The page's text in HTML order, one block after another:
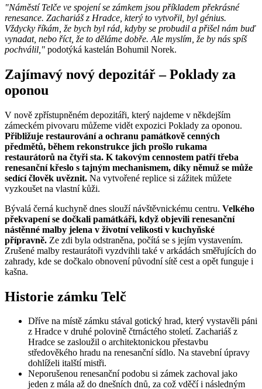
"Náměstí Telče ve spojení se zámkem jsou příkladem překrásné
renesance. Zachariáš z Hradce, který to vytvořil, byl génius.
Vždycky říkám, že bych byl rád, kdyby se probudil a přišel nám buď
vynadat, nebo říct, že to děláme dobře. Ale myslím, že by nás spíš
pochválil," podotýká kastelán Bohumil Norek.
Zajímavý nový depozitář – Poklady za
oponou
V nově zpřístupněném depozitáři, který najdeme v někdejším
zámeckém pivovaru můžeme vidět expozici Poklady za oponou.
Přibližuje restaurování a ochranu památkově cenných
předmětů, během rekonstrukce jich prošlo rukama
restaurátorů na čtyři sta. K takovým cennostem patří třeba
renesanční křeslo s tajným mechanismem, díky němuž se může
sedící člověk uvěznit. Na vytvořené replice si zážitek můžete
vyzkoušet na vlastní kůži.
Bývalá černá kuchyně dnes slouží návštěvnickému centru. Velkého
překvapení se dočkali památkáři, když objevili renesanční
nástěnné malby jelena v životní velikosti v kuchyňské
přípravně. Ze zdi byla odstraněna, počítá se s jejím vystavením.
Zrušené malby restaurátoři vyzdvihli také v arkádách směřujících do
zahrady, kde se dočkalo obnovení původní sítě cest a opět funguje i
kašna.
Historie zámku Telč
Dříve na místě zámku stával gotický hrad, který vystavěli páni
z Hradce v druhé polovině čtrnáctého století. Zachariáš z
Hradce se zasloužil o architektonickou přestavbu
středověkého hradu na renesanční sídlo. Na stavební úpravy
dohlíželi italští mistři.
Neporušenou renesanční podobu si zámek zachoval jako
jeden z mála až do dnešních dnů, za což vděčí i následným